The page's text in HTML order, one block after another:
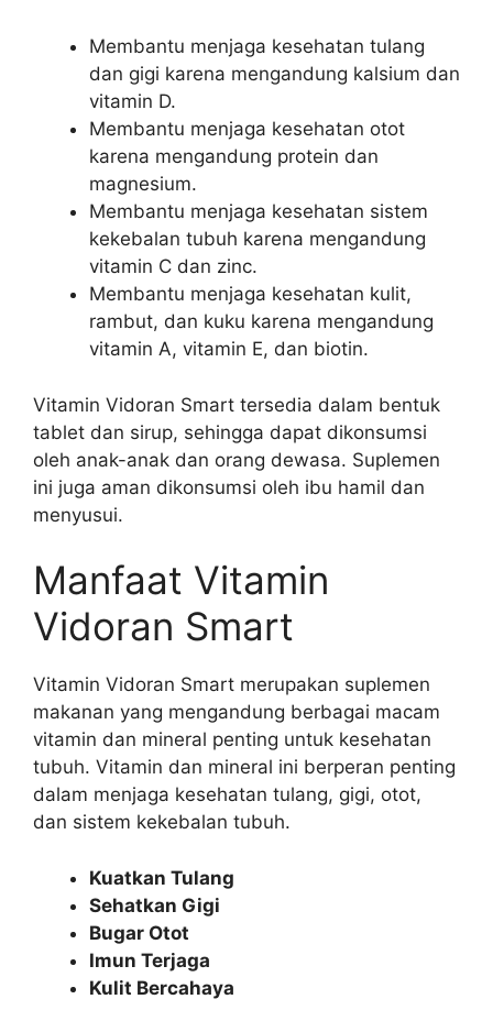
Membantu menjaga kesehatan tulang
dan gigi karena mengandung kalsium dan
vitamin D.
Membantu menjaga kesehatan otot
karena mengandung protein dan
magnesium.
Membantu menjaga kesehatan sistem
kekebalan tubuh karena mengandung
vitamin C dan zinc.
Membantu menjaga kesehatan kulit,
rambut, dan kuku karena mengandung
vitamin A, vitamin E, dan biotin.
Vitamin Vidoran Smart tersedia dalam bentuk
tablet dan sirup, sehingga dapat dikonsumsi
oleh anak-anak dan orang dewasa. Suplemen
ini juga aman dikonsumsi oleh ibu hamil dan
menyusui.
Manfaat Vitamin
Vidoran Smart
Vitamin Vidoran Smart merupakan suplemen
makanan yang mengandung berbagai macam
vitamin dan mineral penting untuk kesehatan
tubuh. Vitamin dan mineral ini berperan penting
dalam menjaga kesehatan tulang, gigi, otot,
dan sistem kekebalan tubuh.
Kuatkan Tulang
Sehatkan Gigi
Bugar Otot
Imun Terjaga
Kulit Bercahaya